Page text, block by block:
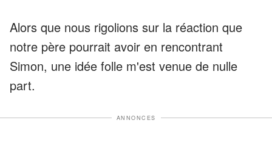
Alors que nous rigolions sur la réaction que
notre père pourrait avoir en rencontrant
Simon, une idée folle m'est venue de nulle
part.
ANNONCES